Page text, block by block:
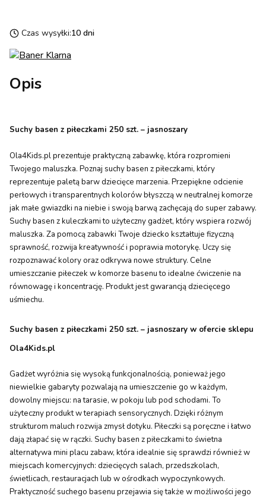
Czas wysyłki:10 dni
Opis
Suchy basen z piłeczkami 250 szt. – jasnoszary
Ola4Kids.pl prezentuje praktyczną zabawkę, która rozpromieni
Twojego maluszka. Poznaj suchy basen z piłeczkami, który
reprezentuje paletą barw dziecięce marzenia. Przepiękne odcienie
perłowych i transparentnych kolorów błyszczą w neutralnej komorze
jak małe gwiazdki na niebie i swoją barwą zachęcają do super zabawy.
Suchy basen z kuleczkami to użyteczny gadżet, który wspiera rozwój
maluszka. Za pomocą zabawki Twoje dziecko kształtuje fizyczną
sprawność, rozwija kreatywność i poprawia motorykę. Uczy się
rozpoznawać kolory oraz odkrywa nowe struktury. Celne
umieszczanie piłeczek w komorze basenu to idealne ćwiczenie na
równowagę i koncentrację. Produkt jest gwarancją dziecięcego
uśmiechu.
Suchy basen z piłeczkami 250 szt. – jasnoszary w ofercie sklepu
Ola4Kids.pl
Gadżet wyróżnia się wysoką funkcjonalnością, ponieważ jego
niewielkie gabaryty pozwalają na umieszczenie go w każdym,
dowolny miejscu: na tarasie, w pokoju lub pod schodami. To
użyteczny produkt w terapiach sensorycznych. Dzięki różnym
strukturom maluch rozwija zmysł dotyku. Piłeczki są poręczne i łatwo
dają złapać się w rączki. Suchy basen z piłeczkami to świetna
alternatywa mini placu zabaw, która idealnie się sprawdzi również w
miejscach komercyjnych: dziecięcych salach, przedszkolach,
świetlicach, restauracjach lub w ośrodkach wypoczynkowych.
Praktyczność suchego basenu przejawia się także w możliwości jego